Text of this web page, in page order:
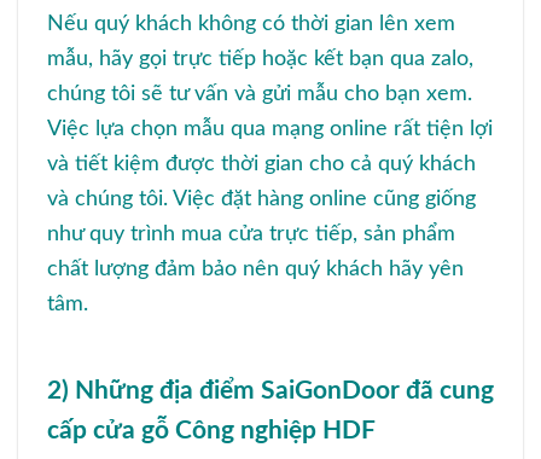
Nếu quý khách không có thời gian lên xem
mẫu, hãy gọi trực tiếp hoặc kết bạn qua zalo,
chúng tôi sẽ tư vấn và gửi mẫu cho bạn xem.
Việc lựa chọn mẫu qua mạng online rất tiện lợi
và tiết kiệm được thời gian cho cả quý khách
và chúng tôi. Việc đặt hàng online cũng giống
như quy trình mua cửa trực tiếp, sản phẩm
chất lượng đảm bảo nên quý khách hãy yên
tâm.
2) Những địa điểm SaiGonDoor đã cung
cấp cửa gỗ Công nghiệp HDF